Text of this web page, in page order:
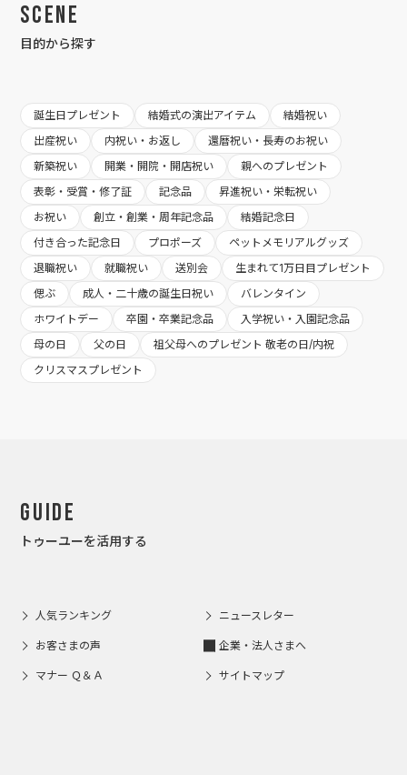
Scene
目的から探す
誕生日プレゼント 結婚式の演出アイテム
結婚祝い
出産祝い
内祝い・お返し
還暦祝い・長寿のお祝い
新築祝い
開業・開院・開店祝い
親へのプレゼント
表彰・受賞・修了証
記念品
昇進祝い・栄転祝い
お祝い
創立・創業・周年記念品
結婚記念日
付き合った記念日
プロポーズ
ペットメモリアルグッズ
退職祝い
就職祝い 送別会
生まれて1万日目プレゼント
偲ぶ
成人・二十歳の誕生日祝い
バレンタイン
ホワイトデー
卒園・卒業記念品
入学祝い・入園記念品
母の日
父の日
祖父母へのプレゼント 敬老の日/内祝
クリスマスプレゼント
Guide
トゥーユーを活用する
人気ランキング ニュースレター
お客さまの声 企業・法人さまへ
マナー Ｑ＆Ａ サイトマップ